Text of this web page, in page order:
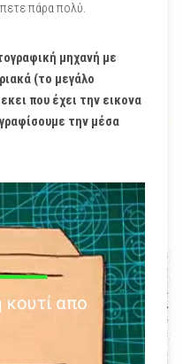
πάρα πολύ.
μηχανή με
(το μεγάλο
που έχει την εικονα
την μέσα